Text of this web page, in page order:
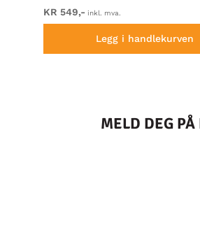
KR 549,- inkl. mva.
Legg i handlekurven
MELD DEG